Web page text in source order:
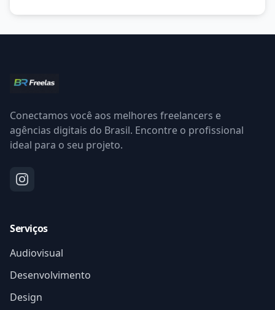
Conectamos você aos melhores freelancers e
agências digitais do Brasil. Encontre o profissional
ideal para o seu projeto.
Serviços
Audiovisual
Desenvolvimento
Design